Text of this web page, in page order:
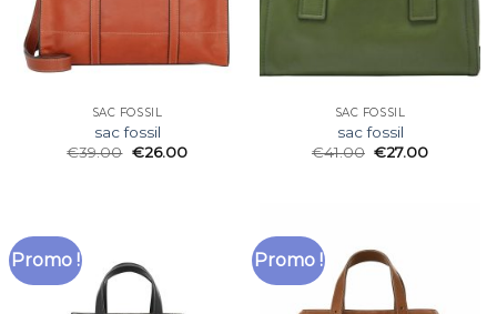
SAC FOSSIL
sac fossil
€39.00 €26.00
SAC FOSSIL
sac fossil
€41.00 €27.00
Promo ! Promo !